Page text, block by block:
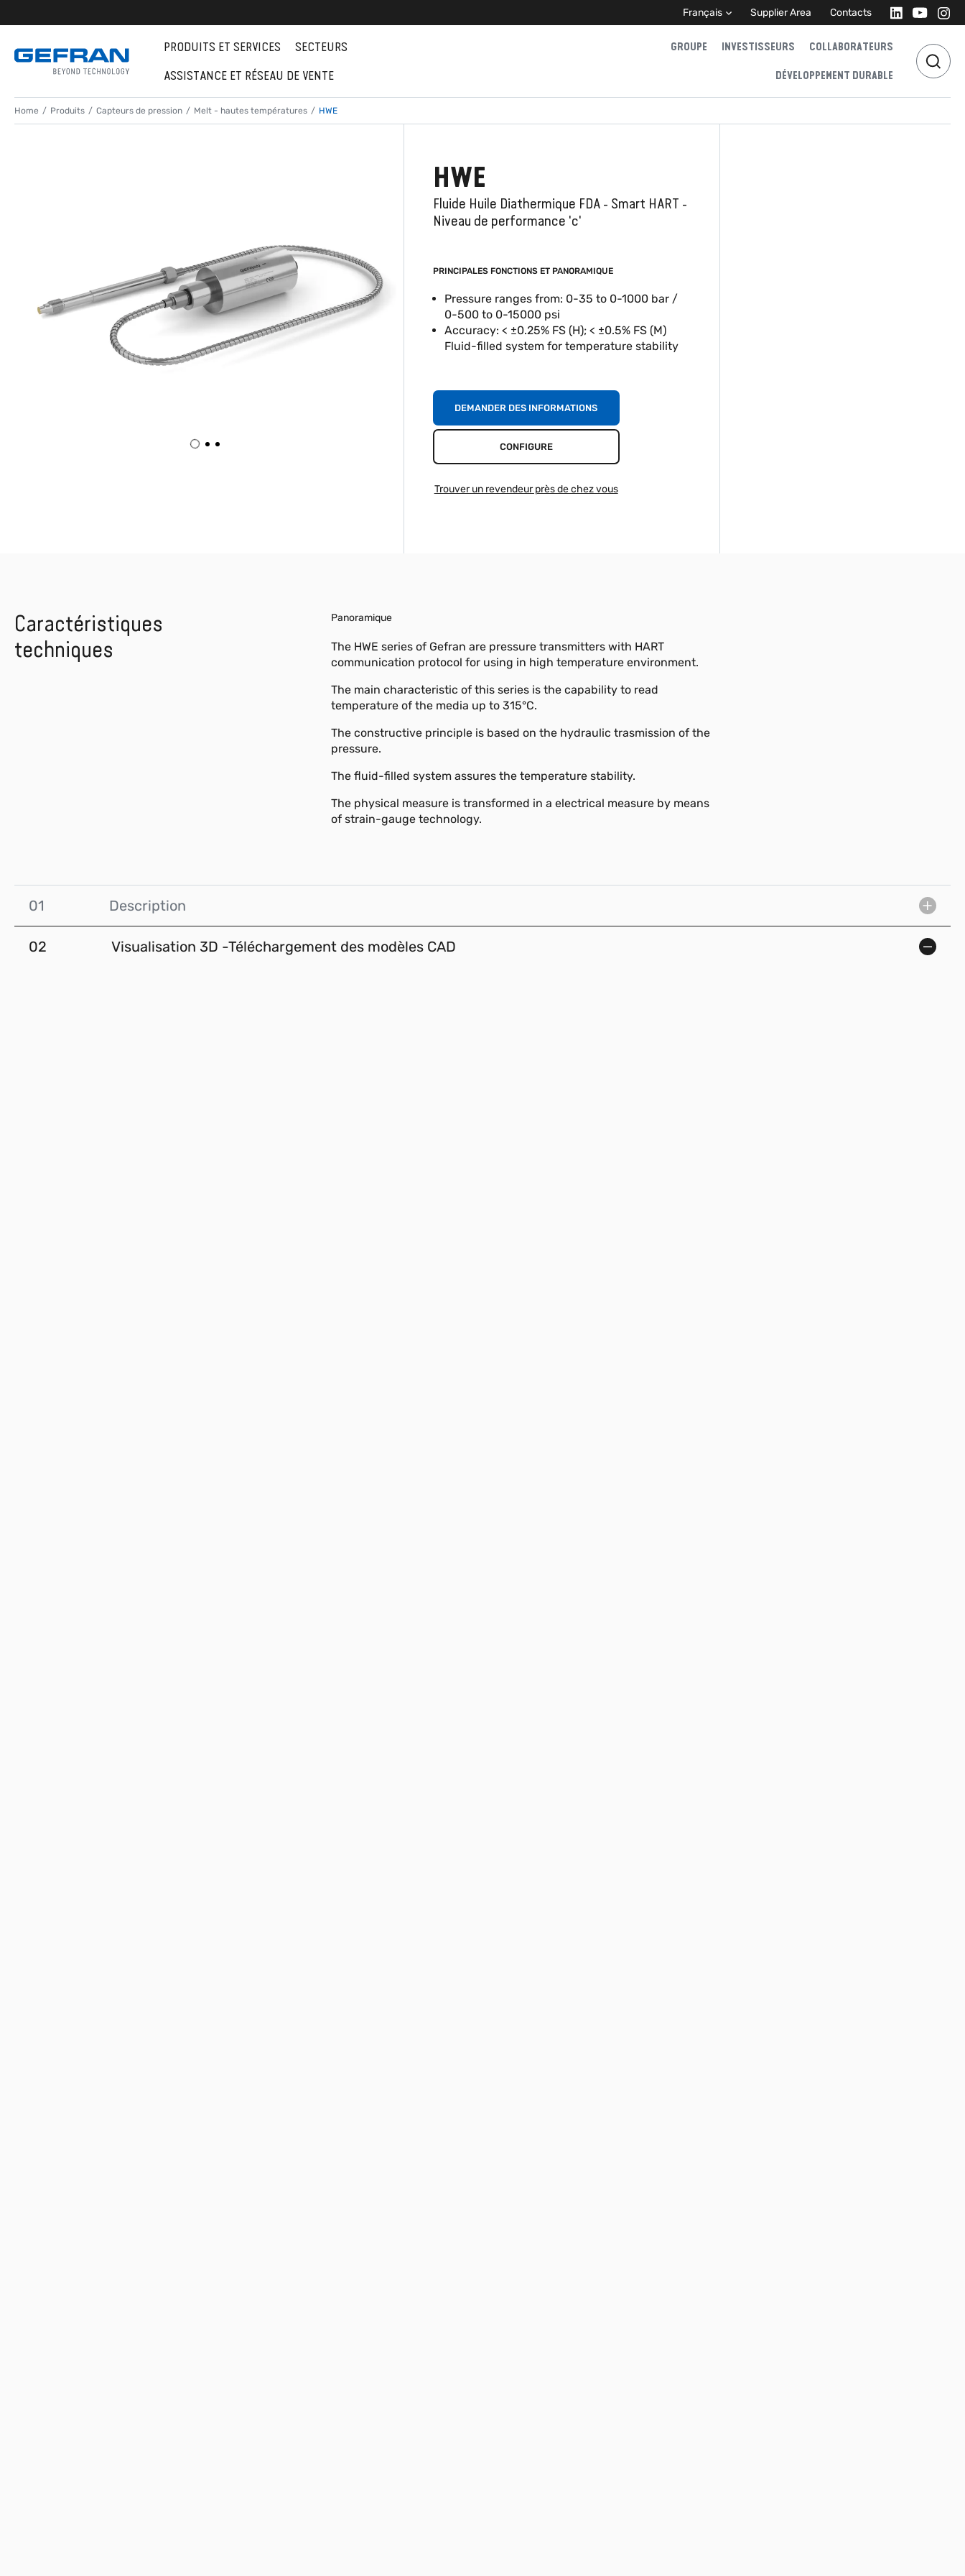
Français Supplier Area Contacts
PRODUITS ET SERVICES
SECTEURS
ASSISTANCE ET RÉSEAU DE VENTE
GROUPE INVESTISSEURS COLLABORATEURS
DÉVELOPPEMENT DURABLE
Home Produits Capteurs de pression Melt - hautes températures HWE
HWE
Fluide Huile Diathermique FDA - Smart HART -
Niveau de performance 'c'
PRINCIPALES FONCTIONS ET PANORAMIQUE
Pressure ranges from: 0-35 to 0-1000 bar /
0-500 to 0-15000 psi
Accuracy: < ±0.25% FS (H); < ±0.5% FS (M)
Fluid-filled system for temperature stability
DEMANDER DES INFORMATIONS
CONFIGURE
Trouver un revendeur près de chez vous
Caractéristiques
techniques
Panoramique
The HWE series of Gefran are pressure transmitters with HART
communication protocol for using in high temperature environment.
The main characteristic of this series is the capability to read
temperature of the media up to 315°C.
The constructive principle is based on the hydraulic trasmission of the
pressure.
The fluid-filled system assures the temperature stability.
The physical measure is transformed in a electrical measure by means
of strain-gauge technology.
01 Description
02 Visualisation 3D -Téléchargement des modèles CAD